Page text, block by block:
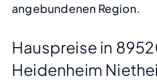
angebundenen Region.
Hauspreise in
Heidenheim